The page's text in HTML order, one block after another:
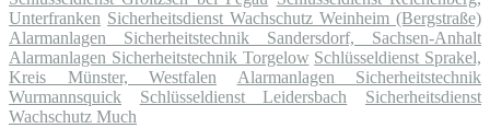
Unterfranken Sicherheitsdienst Wachschutz Weinheim (Bergstraße)
Alarmanlagen Sicherheitstechnik Sandersdorf, Sachsen-Anhalt
Alarmanlagen Sicherheitstechnik Torgelow Schlüsseldienst Sprakel,
Kreis Münster, Westfalen
Alarmanlagen Sicherheitstechnik
Wurmannsquick
Schlüsseldienst Leidersbach
Sicherheitsdienst
Wachschutz Much